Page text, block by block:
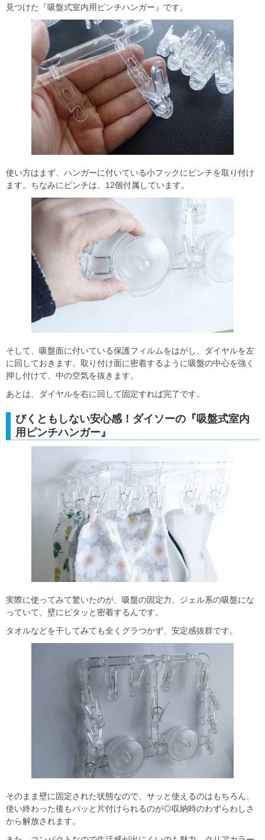
見つけた『吸盤式室内用ピンチハンガー』です。
使い方はまず、ハンガーに付いている小フックにピンチを取り付け
ます。ちなみにピンチは、12個付属しています。
そして、吸盤面に付いている保護フィルムをはがし、ダイヤルを左
に回しておきます。取り付け面に密着するように吸盤の中心を強く
押し付けて、中の空気を抜きます。
あとは、ダイヤルを右に回して固定すれば完了です。
びくともしない安心感！ダイソーの『吸盤式室内
用ピンチハンガー』
実際に使ってみて驚いたのが、吸盤の固定力。ジェル系の吸盤にな
っていて、壁にピタッと密着するんです。
タオルなどを干してみても全くグラつかず、安定感抜群です。
そのまま壁に固定された状態なので、サッと使えるのはもちろん、
使い終わった後もパッと片付けられるのが◎収納時のわずらわしさ
から解放されます。